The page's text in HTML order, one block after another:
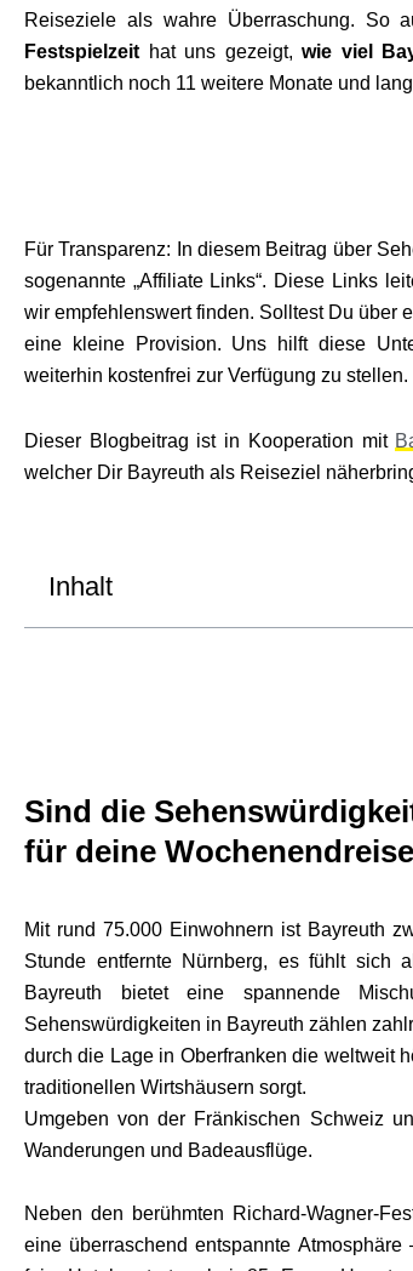
Reiseziele als wahre Überraschung. So
Festspielzeit hat uns gezeigt,wie viel
bekanntlich noch 11 weitere Monate und
Für Transparenz: In diesem Beitrag über
sogenannte „Affiliate Links“. Diese Links
wir empfehlenswert finden. Solltest Du über
eine kleine Provision. Uns hilft diese
weiterhin kostenfrei zur Verfügung zu
Dieser Blogbeitrag ist in Kooperation mit
welcher Dir Bayreuth als Reiseziel
Inhalt
Sind die
für deine
Mit rund 75.000 Einwohnern ist Bayreuth
Stunde entfernte Nürnberg, es fühlt sich
Bayreuth bietet eine spannende
Sehenswürdigkeiten in Bayreuth zählen
durch die Lage in Oberfranken die weltweit
traditionellen Wirtshäusern sorgt.
Umgeben von der Fränkischen Schweiz
Wanderungen und Badeausflüge.
Neben den berühmten Richard-Wagner-
eine überraschend entspannte